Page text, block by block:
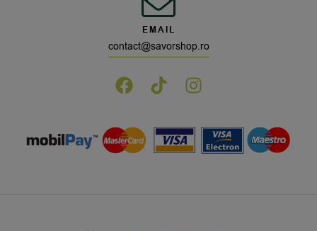
EMAIL
contact@savorshop.ro